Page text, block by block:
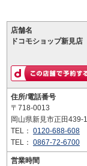
店舗名
ドコモショップ新見店
住所/電話番号
〒718-0013
岡山県新見市正田439-1
TEL： 0120-688-608
TEL： 0867-72-6700
営業時間